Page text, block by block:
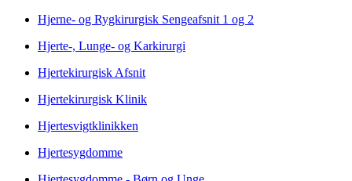
Hjerne- og Rygkirurgisk Sengeafsnit 1 og 2
Hjerte-, Lunge- og Karkirurgi
Hjertekirurgisk Afsnit
Hjertekirurgisk Klinik
Hjertesvigtklinikken
Hjertesygdomme